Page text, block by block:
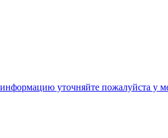
уточняйте пожалуйста у